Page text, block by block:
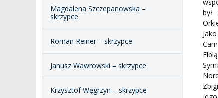
Magdalena Szczepanowska –
skrzypce
Roman Reiner – skrzypce
Janusz Wawrowski – skrzypce
Krzysztof Węgrzyn – skrzypce
był